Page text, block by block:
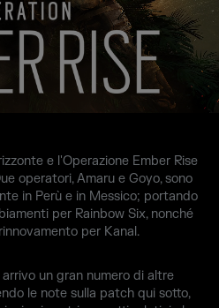
e l'Operazione Ember Rise
operatori, Amaru e Goyo, sono
in Perù e in Messico; portando
per Rainbow Six, nonché
per Kanal.
un gran numero di altre
le note sulla patch qui sotto,